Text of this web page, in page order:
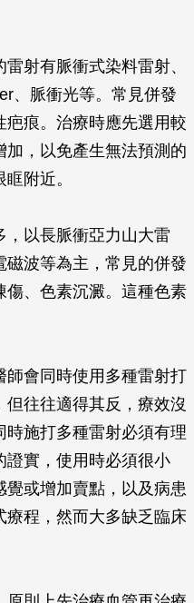
射有脈衝式染料雷射、
、脈衝光等。常見併發
痕。治療時應先選用較
，以免產生無法預測的
附近。
以長脈衝亞力山大雷
波等為主，常見的併發
傷、色素沉澱。這種色素
會同時使用多種雷射打
往往適得其反，療效沒
施打多種雷射必須有理
證實，使用時必須很小
或增加賣點，以及病患
程，然而大多缺乏臨床